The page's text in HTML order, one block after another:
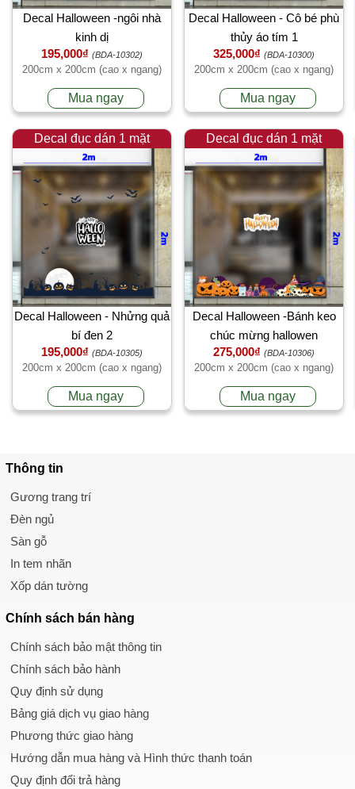
Decal Halloween -ngôi nhà
kinh dị
195,000₫ (BDA-10302)
200cm x 200cm (cao x ngang)
Mua ngay
Decal Halloween - Cô bé phù
thủy áo tím 1
325,000₫ (BDA-10300)
200cm x 200cm (cao x ngang)
Mua ngay
Decal đục dán 1 mặt
Decal Halloween - Nhửng quả
bí đen 2
195,000₫ (BDA-10305)
200cm x 200cm (cao x ngang)
Mua ngay
Decal đục dán 1 mặt
Decal Halloween -Bánh keo
chúc mừng hallowen
275,000₫ (BDA-10306)
200cm x 200cm (cao x ngang)
Mua ngay
Thông tin
Gương trang trí
Đèn ngủ
Sàn gỗ
In tem nhãn
Xốp dán tường
Chính sách bán hàng
Chính sách bảo mật thông tin
Chính sách bảo hành
Quy định sử dụng
Bảng giá dịch vụ giao hàng
Phương thức giao hàng
Hướng dẫn mua hàng và Hình thức thanh toán
Quy định đổi trả hàng